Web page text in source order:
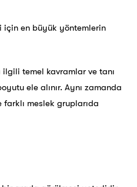
için en büyük yöntemlerin
ilgili temel kavramlar ve tanı
ele alınır. Aynı zamanda
meslek gruplarıda